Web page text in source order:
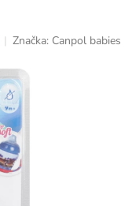
Značka: Canpol babies